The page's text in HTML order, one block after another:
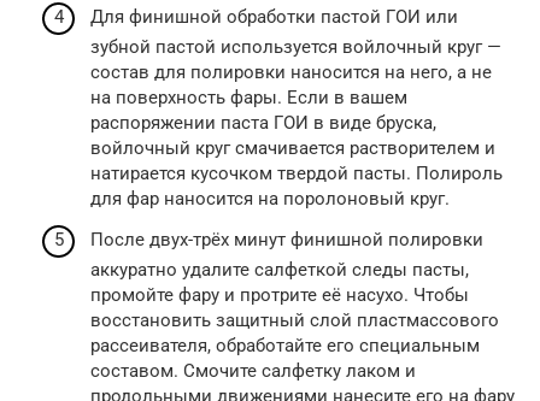
Для финишной обработки пастой ГОИ или
зубной пастой используется войлочный круг —
состав для полировки наносится на него, а не
на поверхность фары. Если в вашем
распоряжении паста ГОИ в виде бруска,
войлочный круг смачивается растворителем и
натирается кусочком твердой пасты. Полироль
для фар наносится на поролоновый круг.
После двух-трёх минут финишной полировки
аккуратно удалите салфеткой следы пасты,
промойте фару и протрите её насухо. Чтобы
восстановить защитный слой пластмассового
рассеивателя, обработайте его специальным
составом. Смочите салфетку лаком и
продольными движениями нанесите его на фару